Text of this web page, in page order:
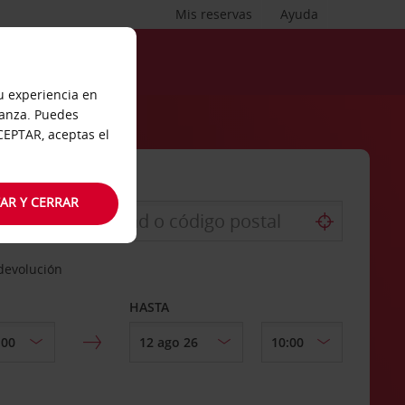
Ayuda
Mis reservas
HASTA
experiencia en
Puedes
aceptas el
Y CERRAR